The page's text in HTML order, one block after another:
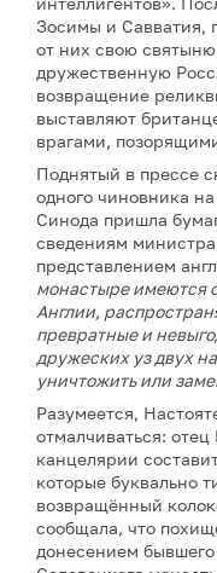
Зосимы и Савватия,
от них свою
дружественную
возвращение
выставляют
врагами,
Поднятый в прессе
одного чиновника
Синода пришла
сведениям
представлением
монастыре имеются
Англии,
превратные и
дружеских уз двух
уничтожить или
Разумеется,
отмалчиваться:
канцелярии
которые буквально
возвращённый
сообщала, что
донесением